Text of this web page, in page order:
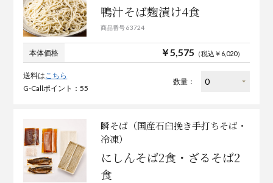
鴨汁そば麹漬け4食
商品番号 63724
本体価格 ￥5,575 （税込￥6,020）
送料は こちら
G-Callポイント：55
数量：
瞬そば（国産石臼挽き手打ちそば・
冷凍）
にしんそば2食・ざるそば2
食